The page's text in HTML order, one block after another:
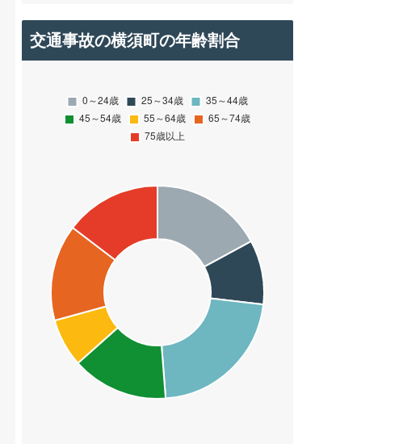
交通事故の横須町の年齢割合